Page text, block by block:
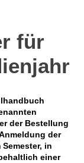
für
der Bestellung
der
in
einer